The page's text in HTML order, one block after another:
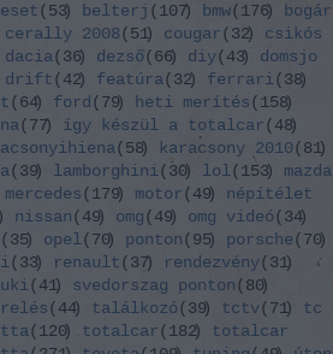
(53) belterj (107) bmw(176)
bogár
cerally 2008(51) cougar(32)
csikós
dacia(36) dezső(66) diy(43)
domsjo
drift(42) featúra(32) ferrari(38)
(64) ford (79) heti merítés(158)
(77) így készül a totalcar(48)
(58) karacsony 2010(81)
(39) lamborghini(30) lol(153)
mazda
mercedes(179) motor(49)
népítélet
nissan(49) omg(49) omg videó(34)
(35) opel(70) ponton(95) porsche(70)
(33) renault(37) rendezvény(31)
(41) svedorszag ponton(80)
(44) találkozó(39) tctv(71)
tc
(120) totalcar(182)
totalcar